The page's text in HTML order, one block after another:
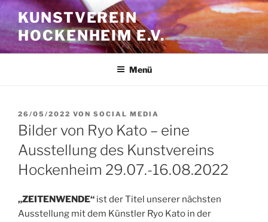
Zum
Inhalt
springen
KUNSTVEREIN
HOCKENHEIM E.V.
Menü
VERÖFFENTLICHT
AM
26/05/2022 VON SOCIAL MEDIA
Bilder von Ryo Kato – eine
Ausstellung des Kunstvereins
Hockenheim 29.07.-16.08.2022
„ZEITENWENDE“ ist der Titel unserer nächsten
Ausstellung mit dem Künstler Ryo Kato in der